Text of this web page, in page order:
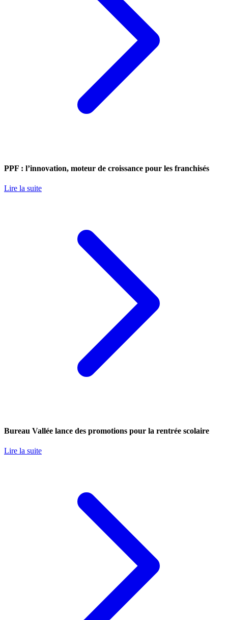
PPF : l’innovation, moteur de croissance pour les franchisés
Lire la suite
Bureau Vallée lance des promotions pour la rentrée scolaire
Lire la suite